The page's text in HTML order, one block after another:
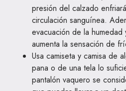
presión del calzado
circulación sanguínea.
evacuación de la
aumenta la sensación de
Usa camiseta y camisa de
pana o de una tela lo
pantalón vaquero se